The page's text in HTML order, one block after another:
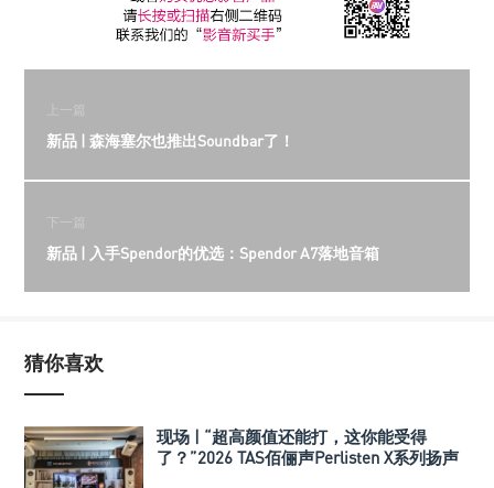
上一篇
新品 | 森海塞尔也推出Soundbar了！
下一篇
新品 | 入手Spendor的优选：Spendor A7落地音箱
猜你喜欢
现场 | “超高颜值还能打，这你能受得
了？”2026 TAS佰俪声Perlisten X系列扬声